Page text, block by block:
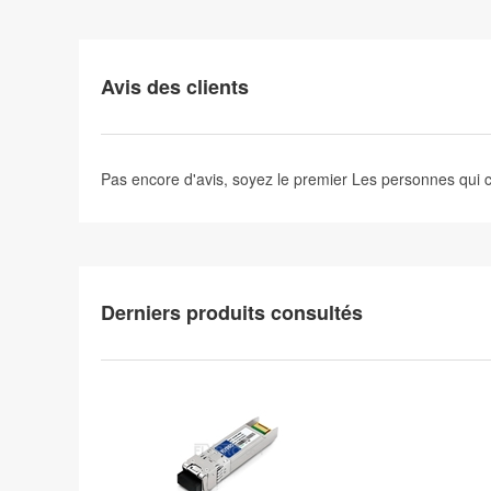
Avis des clients
Pas encore d'avis, soyez le premier Les personnes qui
Derniers produits consultés